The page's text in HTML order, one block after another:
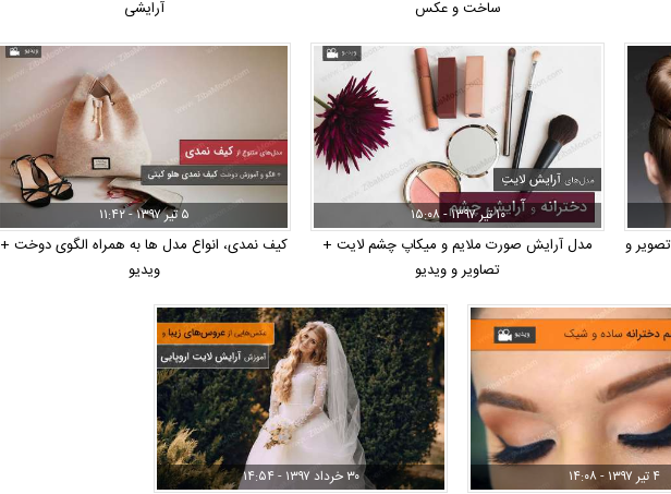
ساخت و عکس
آرایشی
و
۱۰ تیر ۱۳۹۷ - ۱۵:۰۸
مدل آرایش صورت ملایم و میکاپ چشم لایت +
تصاویر و ویدیو
۵ تیر ۱۳۹۷ - ۱۱:۴۲
کیف نمدی، انواع مدل ها به همراه الگوی دوخت +
ویدیو
۴ تیر ۱۳۹۷ - ۱۴:۰۸ ۳۰ خرداد ۱۳۹۷ - ۱۴:۵۴